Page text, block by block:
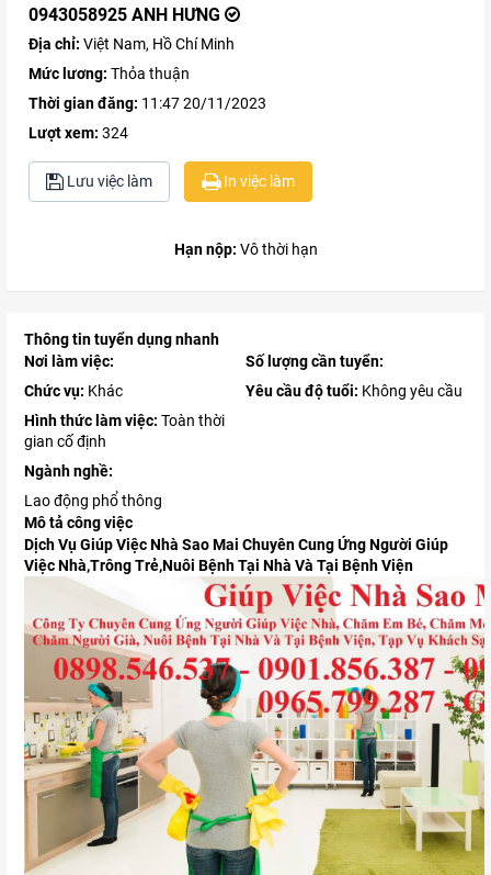
0943058925 ANH HƯNG
Địa chỉ: Việt Nam, Hồ Chí Minh
Mức lương: Thỏa thuận
Thời gian đăng: 11:47 20/11/2023
Lượt xem: 324
Lưu việc làm In việc làm
Hạn nộp: Vô thời hạn
Thông tin tuyển dụng nhanh
Nơi làm việc:
Chức vụ: Khác
Hình thức làm việc: Toàn thời
gian cố định
Số lượng cần tuyển:
Yêu cầu độ tuổi: Không yêu cầu
Ngành nghề:
Lao động phổ thông
Mô tả công việc
Dịch Vụ Giúp Việc Nhà Sao Mai Chuyên Cung Ứng Người Giúp
Việc Nhà,Trông Trẻ,Nuôi Bệnh Tại Nhà Và Tại Bệnh Viện